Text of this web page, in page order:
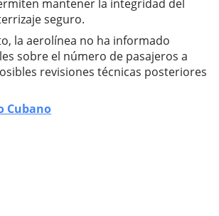
mantener la integridad del
seguro.
la aerolínea no ha informado
sobre el número de pasajeros a
revisiones técnicas posteriores
Cubano